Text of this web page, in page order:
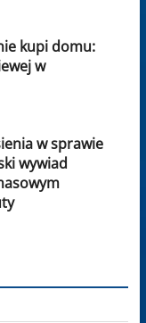
kupi domu:
w
w sprawie
wywiad